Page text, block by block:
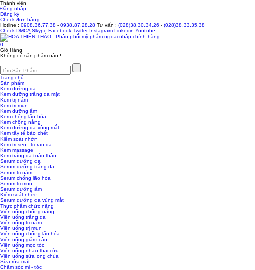
Thành viên
Đăng nhập
Đăng ký
Check đơn hàng
Hotline : 0908.36.77.38 - 0938.87.28.28 Tư vấn : (028)38.30.34.26 - (028)38.33.35.38
Check DMCA Skype Facebook Twitter Instagram Linkedin Youtube
0
Giỏ Hàng
Không có sản phẩm nào !
Trang chủ
Sản phẩm
Kem dưỡng da
Kem dưỡng trắng da mặt
Kem trị nám
Kem trị mụn
Kem dưỡng ẩm
Kem chống lão hóa
Kem chống nắng
Kem dưỡng da vùng mắt
Kem tẩy tế bào chết
Kiểm soát nhờn
Kem trị sẹo - trị rạn da
Kem massage
Kem trắng da toàn thân
Serum dưỡng da
Serum dưỡng trắng da
Serum trị nám
Serum chống lão hóa
Serum trị mụn
Serum dưỡng ẩm
Kiểm soát nhờn
Serum dưỡng da vùng mắt
Thực phẩm chức năng
Viên uống chống nắng
Viên uống trắng da
Viên uống trị nám
Viên uống trị mụn
Viên uống chống lão hóa
Viên uống giảm cân
Viên uống mọc tóc
Viên uống nhau thai cừu
Viên uống sữa ong chúa
Sữa rửa mặt
Chăm sóc mi - tóc